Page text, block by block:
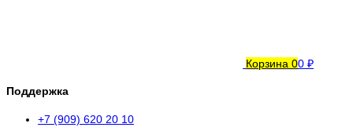
Корзина 00 ₽
Поддержка
+7 (909) 620 20 10